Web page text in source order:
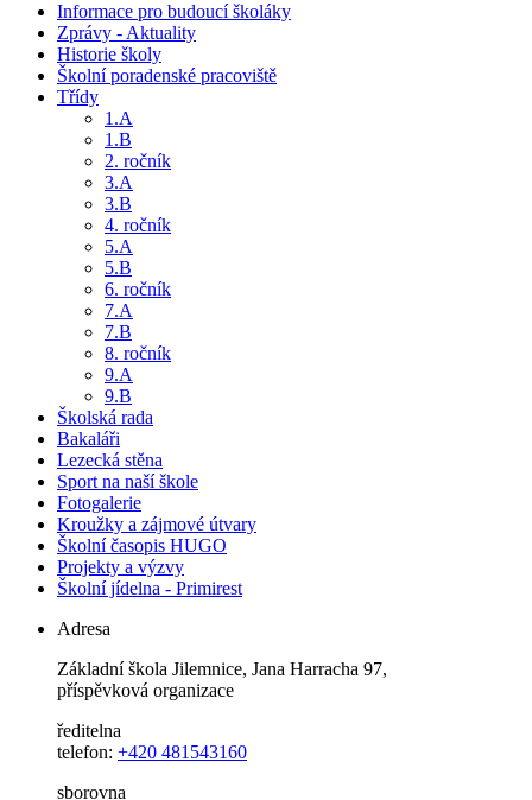
Informace pro budoucí školáky
Zprávy - Aktuality
Historie školy
Školní poradenské pracoviště
Třídy
1.A
1.B
2. ročník
3.A
3.B
4. ročník
5.A
5.B
6. ročník
7.A
7.B
8. ročník
9.A
9.B
Školská rada
Bakaláři
Lezecká stěna
Sport na naší škole
Fotogalerie
Kroužky a zájmové útvary
Školní časopis HUGO
Projekty a výzvy
Školní jídelna - Primirest
Adresa
Základní škola Jilemnice, Jana Harracha 97,
příspěvková organizace
ředitelna
telefon: +420 481543160
sborovna